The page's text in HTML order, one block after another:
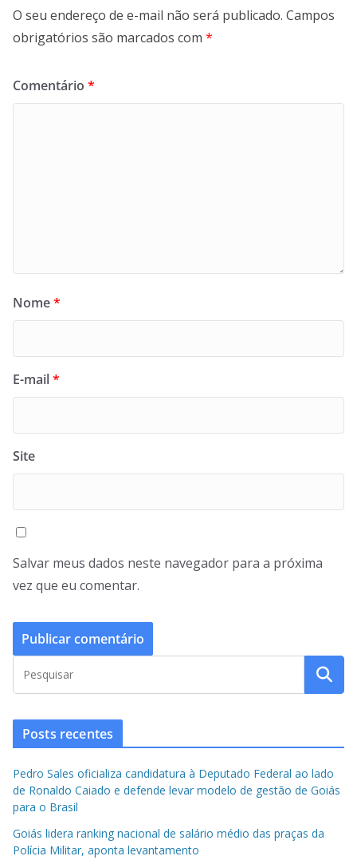
O seu endereço de e-mail não será publicado. Campos
obrigatórios são marcados com *
Comentário *
Nome*
E-mail*
Site
Salvar meus dados neste navegador para a próxima
vez que eu comentar.
Posts recentes
Pedro Sales oficializa candidatura à Deputado Federal ao lado
de Ronaldo Caiado e defende levar modelo de gestão de Goiás
para o Brasil
Goiás lidera ranking nacional de salário médio das praças da
Polícia Militar, aponta levantamento